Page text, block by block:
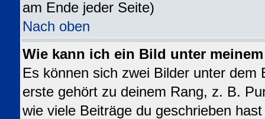
am Ende jeder Seite)
Nach oben
Wie kann ich ein Bild unter
Es können sich zwei Bilder unter dem
erste gehört zu deinem Rang, z. B.
wie viele Beiträge du geschrieben